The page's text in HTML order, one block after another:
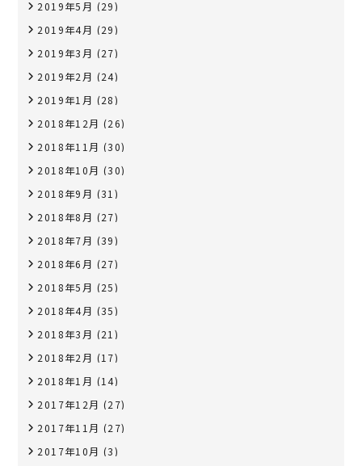
2019年5月 (29)
2019年4月 (29)
2019年3月 (27)
2019年2月 (24)
2019年1月 (28)
2018年12月 (26)
2018年11月 (30)
2018年10月 (30)
2018年9月 (31)
2018年8月 (27)
2018年7月 (39)
2018年6月 (27)
2018年5月 (25)
2018年4月 (35)
2018年3月 (21)
2018年2月 (17)
2018年1月 (14)
2017年12月 (27)
2017年11月 (27)
2017年10月 (3)